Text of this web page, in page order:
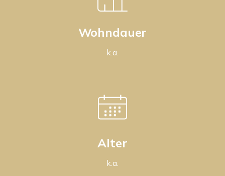
Wohndauer
k.a.
Alter
k.a.